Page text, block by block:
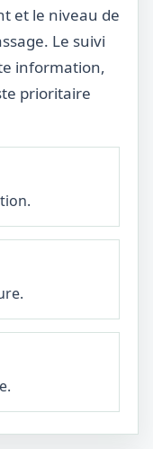
et le niveau de
Le suivi
information,
prioritaire